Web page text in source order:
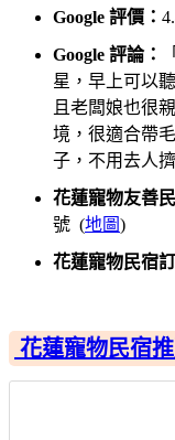
Google 評價：
Google 評論：
星，早上可以
且老闆娘也很
境，很適合帶
子，不用去人
花蓮寵物友善
號 (地圖)
花蓮寵物民宿
花蓮寵物民宿